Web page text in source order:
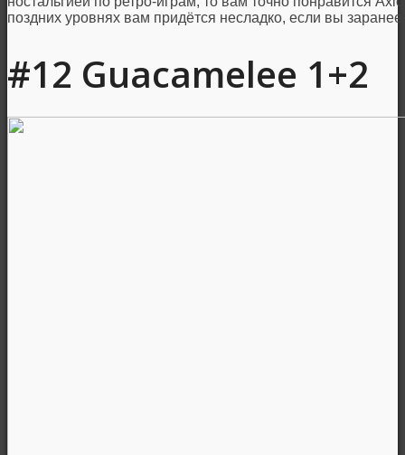
поздних уровнях вам придётся несладко, если вы
#12 Guacamelee 1+2